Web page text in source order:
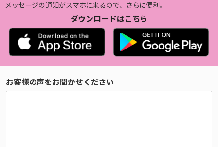
メッセージの通知がスマホに来るので、さらに便利。
ダウンロードはこちら
お客様の声をお聞かせください